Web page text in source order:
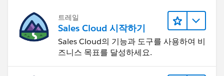
트레일
Sales Cloud 시작하기
Sales Cloud의 기능과 도구를 사용하여 비
즈니스 목표를 달성하세요.